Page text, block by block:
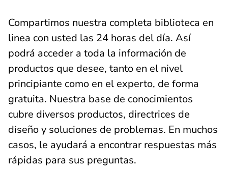
Compartimos nuestra completa biblioteca en
linea con usted las 24 horas del día. Así
podrá acceder a toda la información de
productos que desee, tanto en el nivel
principiante como en el experto, de forma
gratuita. Nuestra base de conocimientos
cubre diversos productos, directrices de
diseño y soluciones de problemas. En muchos
casos, le ayudará a encontrar respuestas más
rápidas para sus preguntas.